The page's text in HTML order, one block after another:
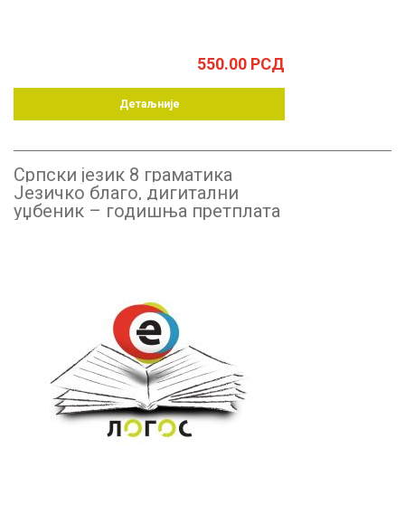
550.00 РСД
Детаљније
Српски језик 8 граматика
Језичко благо, дигитални
уџбеник – годишња претплата